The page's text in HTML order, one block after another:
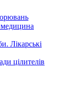
медицина
Лікарські
цілителів